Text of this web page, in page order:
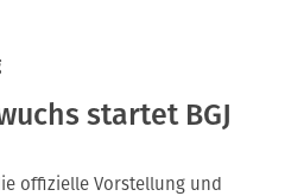
startet BGJ
offizielle Vorstellung und